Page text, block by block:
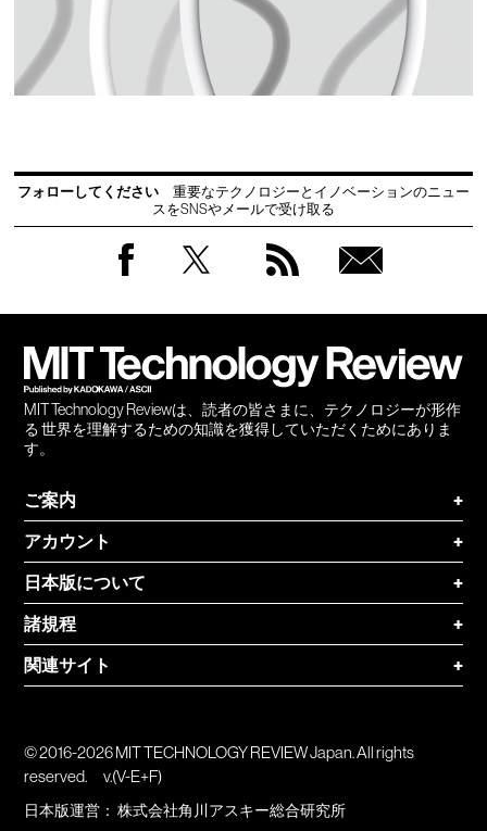
フォローしてください
重要なテクノロジーとイノベーションのニュー
スをSNSやメールで受け取る
MIT Technology Reviewは、読者の皆さまに、テクノロジーが形作
る 世界を理解するための知識を獲得していただくためにありま
す。
ご案内
+
アカウント
+
日本版について
+
諸規程
+
関連サイト
+
© 2016-2026 MIT TECHNOLOGY REVIEW Japan. All rights
reserved.
v.(V-E+F)
日本版運営：株式会社角川アスキー総合研究所